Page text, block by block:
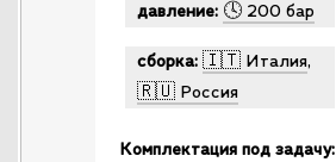
давление: 🕓 200 бар
сборка: 🇮🇹 Италия,
🇷🇺 Россия
Комплектация под задачу: